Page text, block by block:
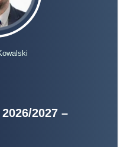
2027 –